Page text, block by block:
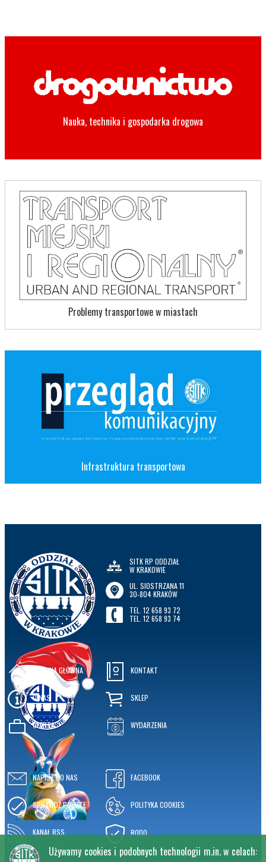
Nauka, technika i gospodarka drogowa
Problemy transportowe w miastach
Infrastruktura transportowa
SITK RP ODDZIAŁ
W KRAKOWIE
UL. SIOSTRZANA 11
30-804 KRAKÓW
TEL. 12 658 93 72
TEL. 12 658 93 74
STRONA GŁÓWNA
O NAS
OFERTA
KONTAKT
SKLEP
WYDARZENIA
NAPISZ DO NAS
SPRAWDŹ POCZTĘ
KANAŁ RSS
FACEBOOK
POLITYKA COOKIES
RODO
Używamy cookies i podobnych technologii m.in. w celach: